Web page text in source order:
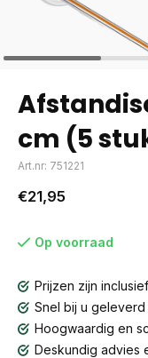
cm (5
Art.nr: 751221
€21,95
Op voorraad
Prijzen zijn
Snel bij u geleverd
Hoogwaardig en
Deskundig advies